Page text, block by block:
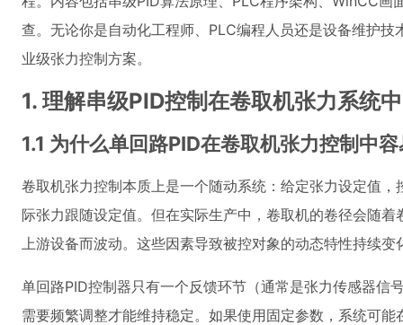
查。无论你是自动化工程师、PLC编程人员还是设备维护
业级张力控制方案。
1. 理解串级PID控制在卷取机张力系统
1.1 为什么单回路PID在卷取机张力控制中
卷取机张力控制本质上是一个随动系统：给定张力设定值
际张力跟随设定值。但在实际生产中，卷取机的卷径会随
上游设备而波动。这些因素导致被控对象的动态特性持续变
单回路PID控制器只有一个反馈环节（通常是张力传感器信
需要频繁调整才能维持稳定。如果使用固定参数，系统可